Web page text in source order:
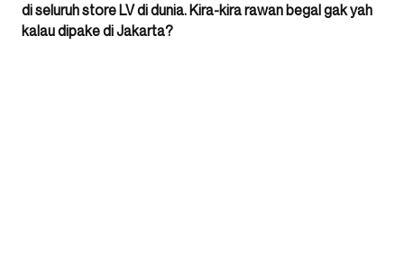
di seluruh store LV di dunia. Kira-kira rawan begal gak yah
kalau dipake di Jakarta?